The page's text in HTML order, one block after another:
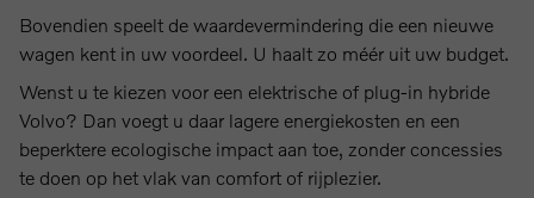
Bovendien speelt de waardevermindering die een nieuwe
wagen kent in uw voordeel. U haalt zo méér uit uw budget.
Wenst u te kiezen voor een elektrische of plug-in hybride
Volvo? Dan voegt u daar lagere energiekosten en een
beperktere ecologische impact aan toe, zonder concessies
te doen op het vlak van comfort of rijplezier.